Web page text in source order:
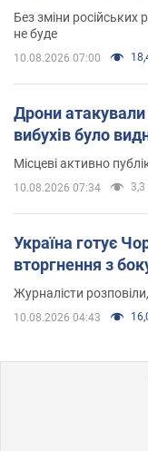
Без зміни російських
не буде
10.08.2026 07:00
Дрони
вибухів було
Місцеві активно
10.08.2026 07:34 3,3
Україна готує
вторгнення з
Журналісти
10.08.2026 04:43